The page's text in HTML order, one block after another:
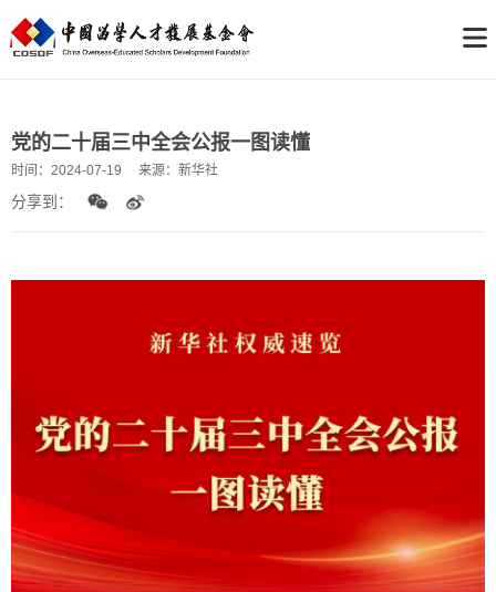
党的二十届三中全会公报一图读懂
时间： 2024-07-19 来源： 新华社
分享到：